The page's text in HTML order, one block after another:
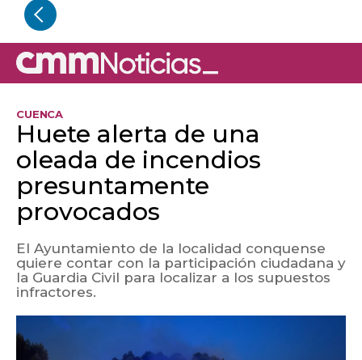
CUENCA
Huete alerta de una
oleada de incendios
presuntamente
provocados
El Ayuntamiento de la localidad conquense
quiere contar con la participación ciudadana y
la Guardia Civil para localizar a los supuestos
infractores.